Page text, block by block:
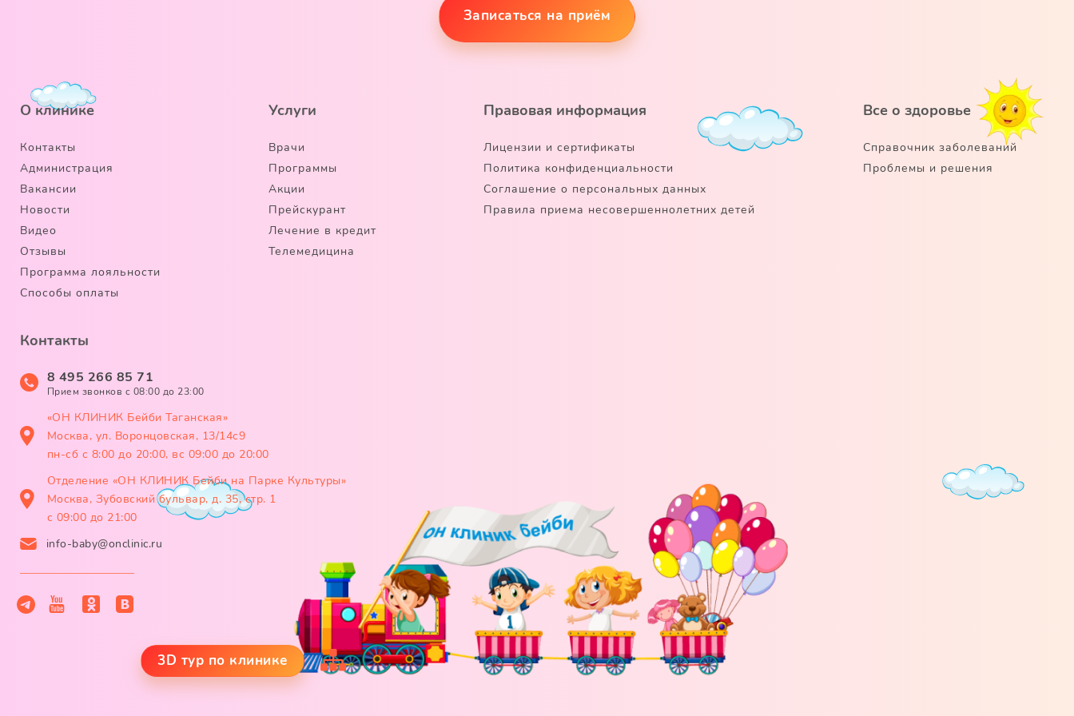
Записаться на приём
О клинике
Контакты
Администрация
Вакансии
Новости
Видео
Отзывы
Программа лояльности
Способы оплаты
Услуги
Врачи
Программы
Акции
Прейскурант
Лечение в кредит
Телемедицина
Правовая информация
Лицензии и сертификаты
Политика конфиденциальности
Соглашение о персональных данных
Правила приема несовершеннолетних детей
Все о здоровье
Справочник заболеваний
Проблемы и решения
Контакты
8 495 266 85 71
Прием звонков c 08:00 до 23:00
«ОН КЛИНИК Бейби Таганская»
Москва, ул. Воронцовская, 13/14с9
пн-сб с 8:00 до 20:00, вс 09:00 до 20:00
Отделение «ОН КЛИНИК Бейби на Парке Культуры»
Москва, Зубовский бульвар, д. 35, стр. 1
с 09:00 до 21:00
info-baby@onclinic.ru
3D тур по клинике